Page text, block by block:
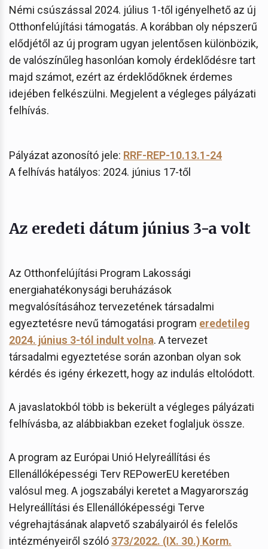
Némi csúszással 2024. július 1-től igényelhető az új
Otthonfelújítási támogatás. A korábban oly népszerű
elődjétől az új program ugyan jelentősen különbözik,
de valószínűleg hasonlóan komoly érdeklődésre tart
majd számot, ezért az érdeklődőknek érdemes
idejében felkészülni. Megjelent a végleges pályázati
felhívás.
Pályázat azonosító jele: RRF-REP-10.13.1-24
A felhívás hatályos: 2024. június 17-től
Az eredeti dátum június 3-a volt
Az Otthonfelújítási Program Lakossági
energiahatékonysági beruházások
megvalósításához tervezetének társadalmi
egyeztetésre nevű támogatási program eredetileg
2024. június 3-tól indult volna. A tervezet
társadalmi egyeztetése során azonban olyan sok
kérdés és igény érkezett, hogy az indulás eltolódott.
A javaslatokból több is bekerült a végleges pályázati
felhívásba, az alábbiakban ezeket foglaljuk össze.
A program az Európai Unió Helyreállítási és
Ellenállóképességi Terv REPowerEU keretében
valósul meg. A jogszabályi keretet a Magyarország
Helyreállítási és Ellenállóképességi Terve
végrehajtásának alapvető szabályairól és felelős
intézményeiről szóló 373/2022. (IX. 30.) Korm.